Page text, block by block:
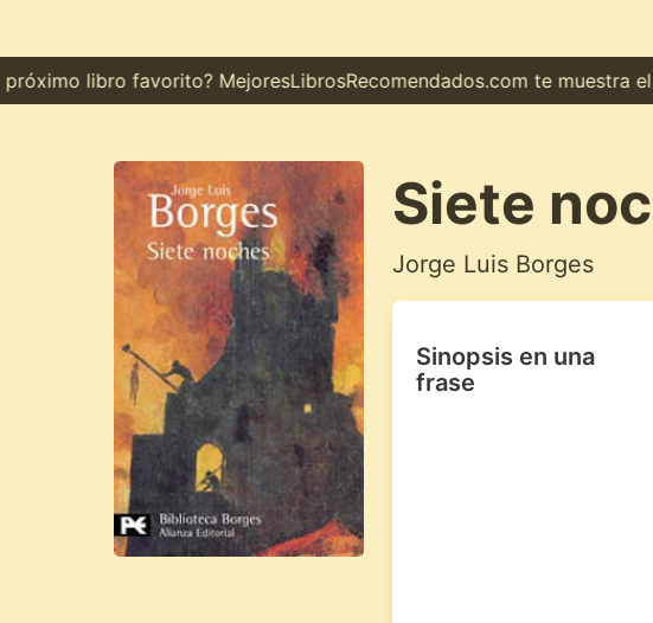
libro favorito? MejoresLibrosRecomendados.com te muestra el
Siete
Jorge Luis Borges
Sinopsis en una
frase